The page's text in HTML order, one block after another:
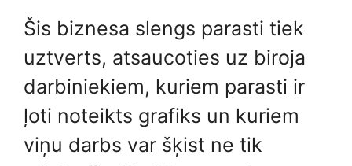
Šis biznesa slengs parasti tiek
uztverts, atsaucoties uz biroja
darbiniekiem, kuriem parasti ir
ļoti noteikts grafiks un kuriem
viņu darbs var šķist ne tik